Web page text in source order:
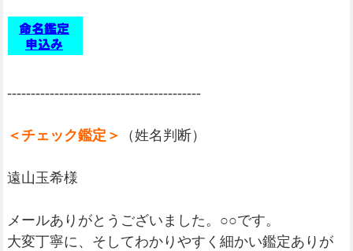
-----------------------------------------
＜チェック鑑定＞ （姓名判断）
遠山玉希様
メールありがとうございました。○○です。
大変丁寧に、そしてわかりやすく細かい鑑定ありが